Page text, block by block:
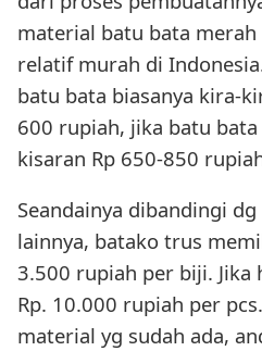
material batu bata
relatif murah di
batu bata biasanya kira-
600 rupiah, jika batu
kisaran Rp 650-850
Seandainya dibandingi
lainnya, batako trus
3.500 rupiah per biji. Jika
Rp. 10.000 rupiah per
material yg sudah ada,